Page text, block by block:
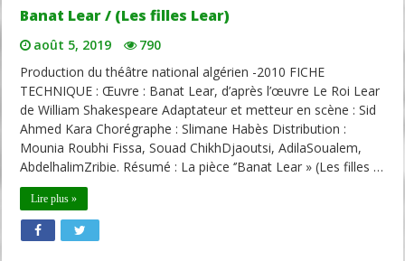
Banat Lear / (Les filles Lear)
août 5, 2019
790
Production du théâtre national algérien -2010 FICHE
TECHNIQUE : Œuvre : Banat Lear, d’après l’œuvre Le Roi Lear
de William Shakespeare Adaptateur et metteur en scène : Sid
Ahmed Kara Chorégraphe : Slimane Habès Distribution :
Mounia Roubhi Fissa, Souad ChikhDjaoutsi, AdilaSoualem,
AbdelhalimZribie. Résumé : La pièce ‘’Banat Lear » (Les filles …
Lire plus »